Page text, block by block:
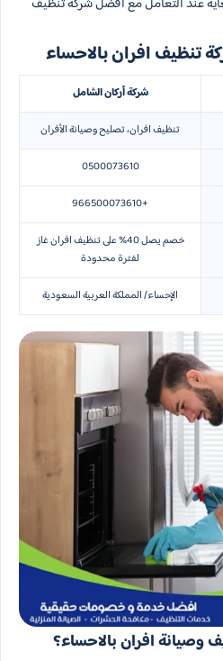
تنظيف افران بالاحساء
شركة أركان الشامل
تنظيف افران، تصليح وصيانة الأفران
0500073610
+966500073610
خصم يصل 40% على تنظيف افران غاز
لفترة محدودة
الإحساء/ المملكة العربية السعودية
افران بالاحساء؟